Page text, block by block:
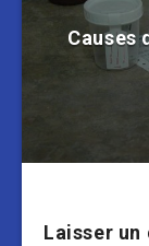
Causes
Laisser